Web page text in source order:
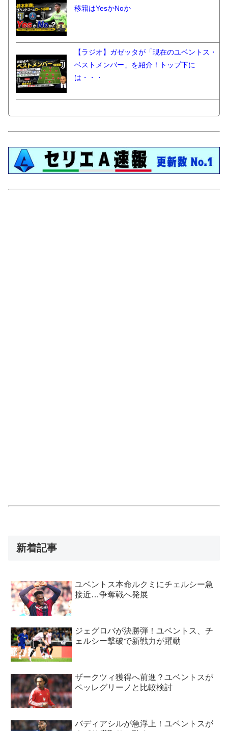
移籍はYesかNoか
【ラジオ】ガゼッタが「現在のユベントス・
ベストメンバー」を紹介！トップ下に
は・・・
新着記事
ユベントス本命ルクミにチェルシー急
接近…争奪戦へ発展
ジェグロバが決勝弾！ユベントス、チ
ェルシー撃破で新戦力が躍動
ザークツィ獲得へ前進？ユベントスが
ペッレグリーノと比較検討
バディアシルが急浮上！ユベントスが